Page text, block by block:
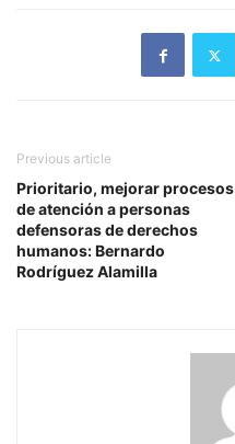
Previous article
Prioritario, mejorar procesos
de atención a personas
defensoras de derechos
humanos: Bernardo
Rodríguez Alamilla